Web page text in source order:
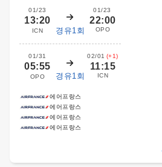
01/23
13:20
ICN 경유1회
01/23
22:00
OPO
01/31
05:55
OPO 경유1회
02/01 (+1)
11:15
ICN
에어프랑스
에어프랑스
에어프랑스
에어프랑스